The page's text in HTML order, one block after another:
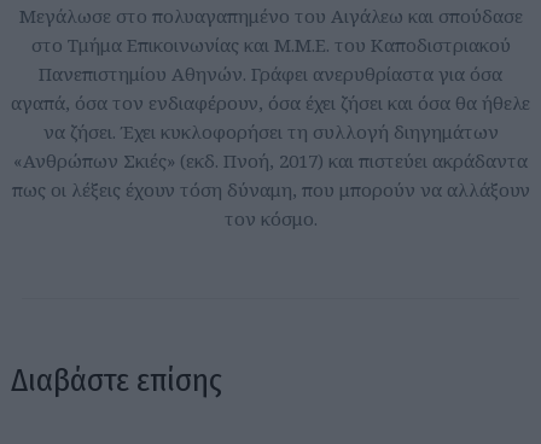
Μεγάλωσε στο πολυαγαπημένο του Αιγάλεω και σπούδασε
στο Τμήμα Επικοινωνίας και Μ.Μ.Ε. του Καποδιστριακού
Πανεπιστημίου Αθηνών. Γράφει ανερυθρίαστα για όσα
αγαπά, όσα τον ενδιαφέρουν, όσα έχει ζήσει και όσα θα ήθελε
να ζήσει. Έχει κυκλοφορήσει τη συλλογή διηγημάτων
«Ανθρώπων Σκιές» (εκδ. Πνοή, 2017) και πιστεύει ακράδαντα
πως οι λέξεις έχουν τόση δύναμη, που μπορούν να αλλάξουν
τον κόσμο.
Διαβάστε επίσης